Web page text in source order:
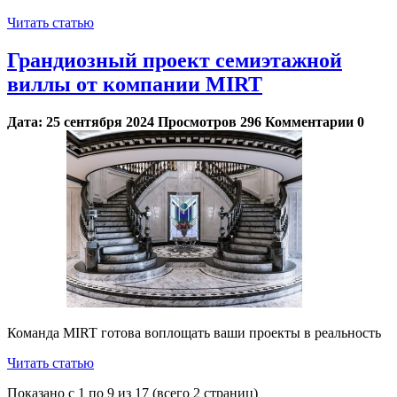
Читать статью
Грандиозный проект семиэтажной
виллы от компании MIRT
Дата: 25 сентября 2024 Просмотров 296 Комментарии 0
Команда MIRT готова воплощать ваши проекты в реальность
Читать статью
Показано с 1 по 9 из 17 (всего 2 страниц)